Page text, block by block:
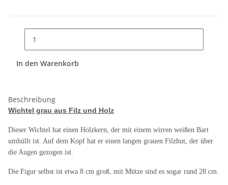
In den Warenkorb
Beschreibung
Wichtel grau aus Filz und Holz
Dieser Wichtel hat einen Holzkern, der mit einem wirren weißen Bart
umhüllt ist. Auf dem Kopf hat er einen langen grauen Filzhut, der über
die Augen gezogen ist.
Die Figur selbst ist etwa 8 cm groß, mit Mütze sind es sogar rund 28 cm.